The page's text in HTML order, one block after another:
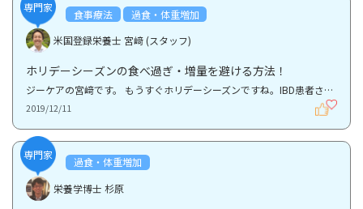
専門家
食事療法
過食・体重増加
米国登録栄養士 宮﨑 (スタッフ)
ホリデーシーズンの食べ過ぎ・増量を避ける方法！
ジーケアの宮﨑です。 もうすぐホリデーシーズンですね。IBD患者さんの場合、普段減量をいかに防ぐのか...
2019/12/11
専門家
過食・体重増加
栄養学博士 杉原